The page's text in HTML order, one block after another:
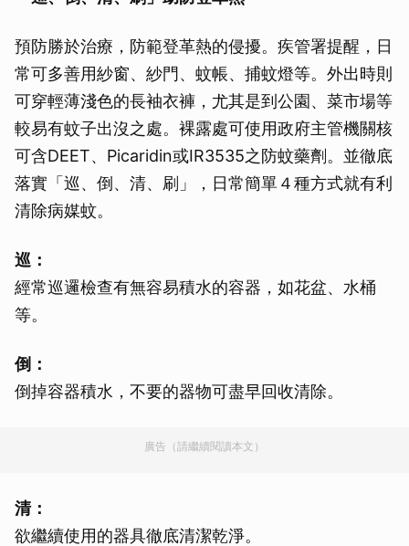
預防勝於治療，防範登革熱的侵擾。疾管署提醒，日
常可多善用紗窗、紗門、蚊帳、捕蚊燈等。外出時則
可穿輕薄淺色的長袖衣褲，尤其是到公園、菜市場等
較易有蚊子出沒之處。裸露處可使用政府主管機關核
可含DEET、Picaridin或IR3535之防蚊藥劑。並徹底
落實「巡、倒、清、刷」，日常簡單４種方式就有利
清除病媒蚊。
巡：
經常巡邏檢查有無容易積水的容器，如花盆、水桶
等。
倒：
倒掉容器積水，不要的器物可盡早回收清除。
廣告（請繼續閱讀本文）
清：
欲繼續使用的器具徹底清潔乾淨。